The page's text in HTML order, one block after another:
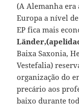
(A Alemanha era
Europa a nível de
EP fica mais
Baixa Saxonia,
Vestefalia)
organização do
precário aos
baixo durante